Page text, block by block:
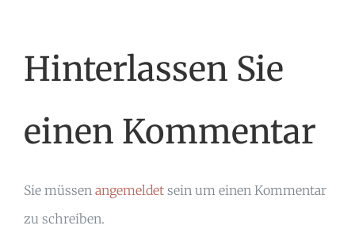
Hinterlassen Sie
einen Kommentar
Sie müssen angemeldet sein um einen Kommentar
zu schreiben.